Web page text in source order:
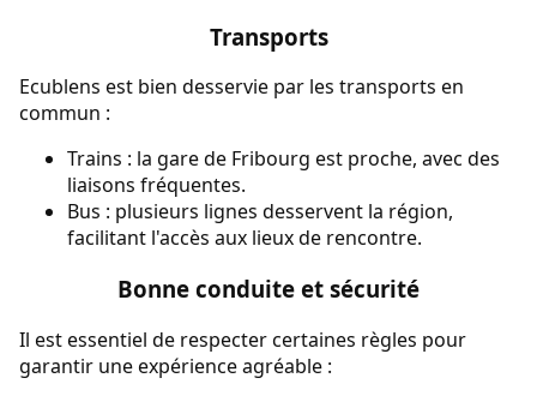
Transports
Ecublens est bien desservie par les transports en
commun :
Trains : la gare de Fribourg est proche, avec des
liaisons fréquentes.
Bus : plusieurs lignes desservent la région,
facilitant l'accès aux lieux de rencontre.
Bonne conduite et sécurité
Il est essentiel de respecter certaines règles pour
garantir une expérience agréable :